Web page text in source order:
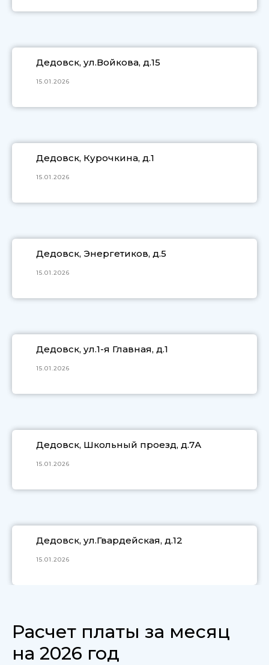
Дедовск, ул.Войкова, д.15
15.01.2026
Дедовск, Курочкина, д.1
15.01.2026
Дедовск, Энергетиков, д.5
15.01.2026
Дедовск, ул.1-я Главная, д.1
15.01.2026
Дедовск, Школьный проезд, д.7А
15.01.2026
Дедовск, ул.Гвардейская, д.12
15.01.2026
Расчет платы за месяц
на 2026 год